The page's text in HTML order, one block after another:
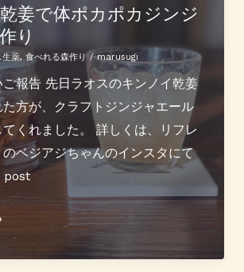
姜で体ポカポカジンジ
り
生薬,食べれる森作り /marusugi
報告 先日ラオスのキンノイ乾姜
た方が、クラフトジンジャエール
くれました。 詳しくは、リフレ
のベジアジちゃんのインスタにて
post